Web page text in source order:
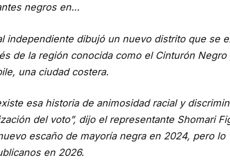
negros en…
independiente dibujó un nuevo distrito que se
de la región conocida como el Cinturón
una ciudad costera.
esa historia de animosidad racial y
del voto”, dijo el representante Shomari
escaño de mayoría negra en 2024, pero lo
en 2026.